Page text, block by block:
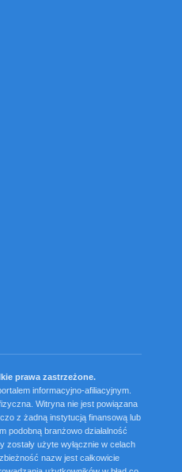
prawa zastrzeżone.
informacyjno-afiliacyjnym.
Witryna nie jest powiązana
z żadną instytucją finansową lub
podobną branżowo działalność
użyte wyłącznie w celach
nazw jest całkowicie